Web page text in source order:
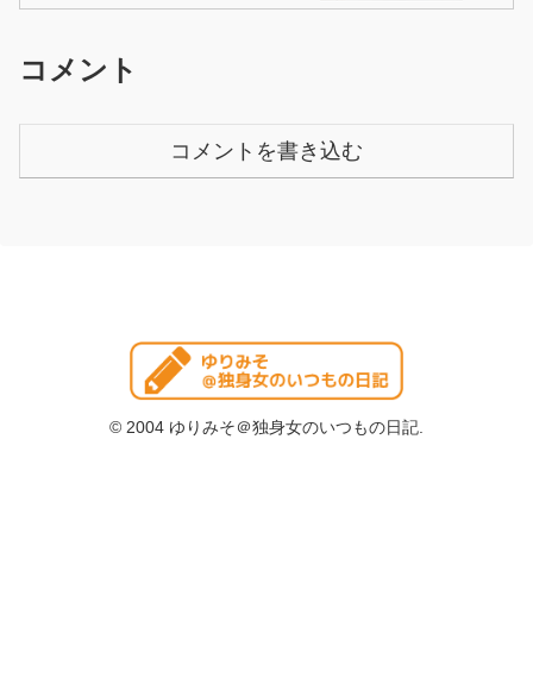
コメント
コメントを書き込む
© 2004 ゆりみそ＠独身女のいつもの日記.